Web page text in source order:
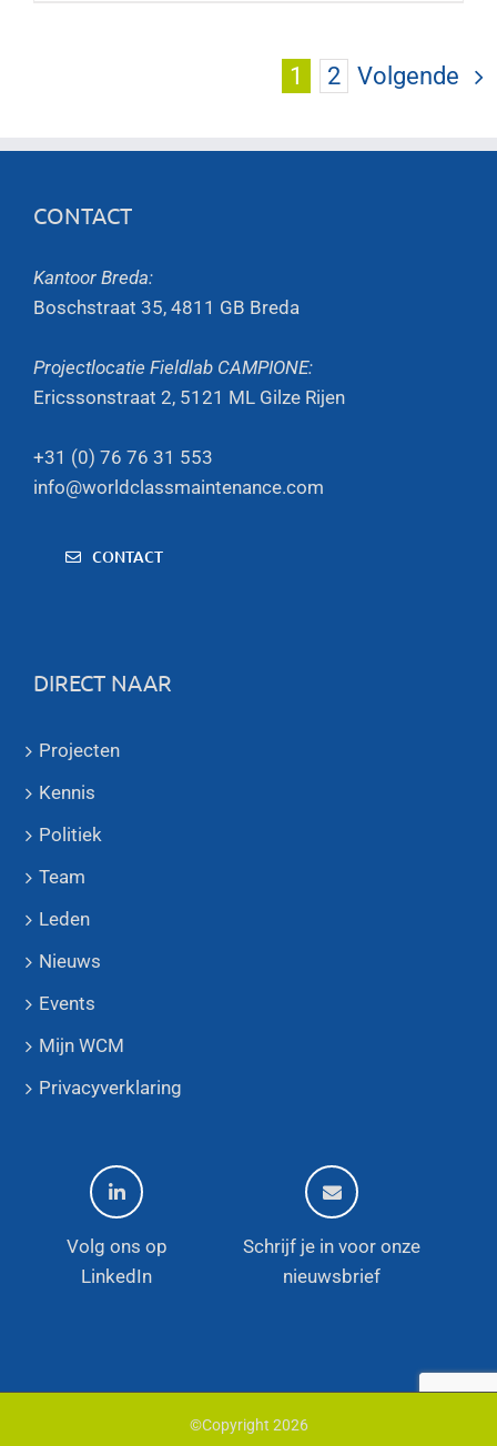
1 2 Volgende
CONTACT
Kantoor Breda:
Boschstraat 35, 4811 GB Breda
Projectlocatie Fieldlab CAMPIONE:
Ericssonstraat 2, 5121 ML Gilze Rijen
+31 (0) 76 76 31 553
info@worldclassmaintenance.com
CONTACT
DIRECT NAAR
Projecten
Kennis
Politiek
Team
Leden
Nieuws
Events
Mijn WCM
Privacyverklaring
Volg ons op
LinkedIn
Schrijf je in voor onze
nieuwsbrief
©Copyright 2026